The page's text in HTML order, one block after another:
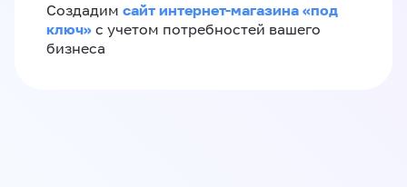
Создадим сайт интернет-магазина «под
ключ» с учетом потребностей вашего
бизнеса